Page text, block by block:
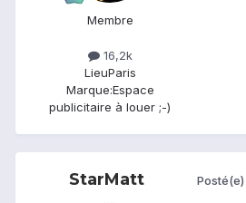
Membre
16,2k
LieuParis
Marque:Espace
publicitaire à louer ;-)
StarMatt Posté(e)